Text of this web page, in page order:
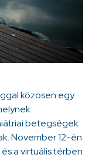
közösen egy
betegségek
November 12-én
a virtuális térben